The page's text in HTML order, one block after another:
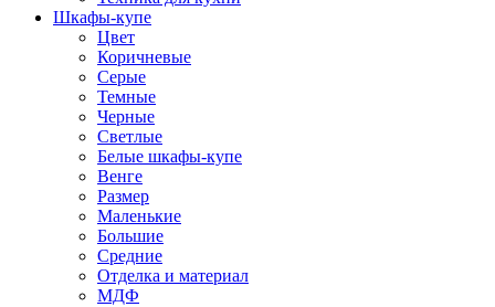
Шкафы-купе
Цвет
Коричневые
Серые
Темные
Черные
Светлые
Белые шкафы-купе
Венге
Размер
Маленькие
Большие
Средние
Отделка и материал
МДФ